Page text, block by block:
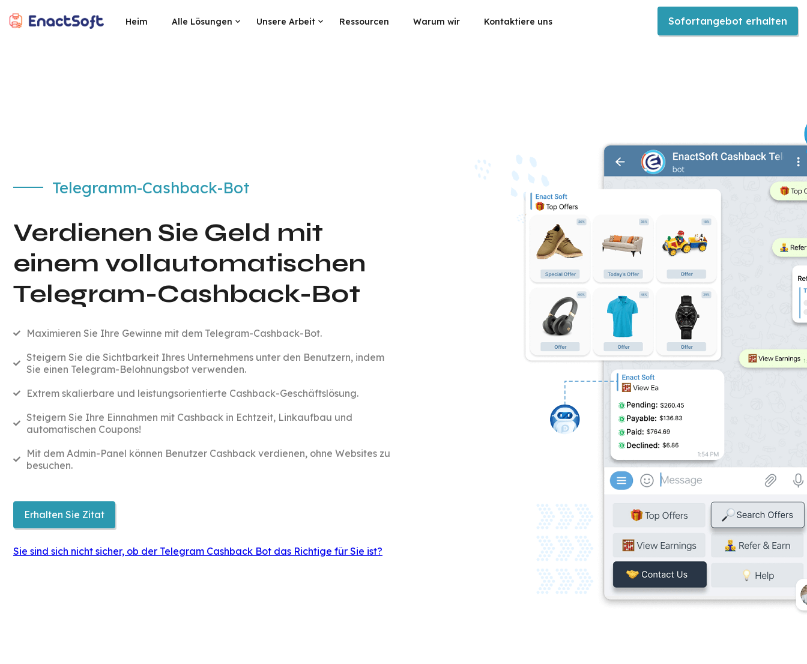
Heim Alle Lösungen Unsere Arbeit Ressourcen Warum wir Kontaktiere uns Sofortangebot erhalten
Telegramm-Cashback-Bot
Verdienen Sie Geld mit
einem vollautomatischen
Telegram-Cashback-Bot
Maximieren Sie Ihre Gewinne mit dem Telegram-Cashback-Bot.
Steigern Sie die Sichtbarkeit Ihres Unternehmens unter den Benutzern, indem
Sie einen Telegram-Belohnungsbot verwenden.
Extrem skalierbare und leistungsorientierte Cashback-Geschäftslösung.
Steigern Sie Ihre Einnahmen mit Cashback in Echtzeit, Linkaufbau und
automatischen Coupons!
Mit dem Admin-Panel können Benutzer Cashback verdienen, ohne Websites zu
besuchen.
Erhalten Sie Zitat
Sie sind sich nicht sicher, ob der Telegram Cashback Bot das Richtige für Sie ist?